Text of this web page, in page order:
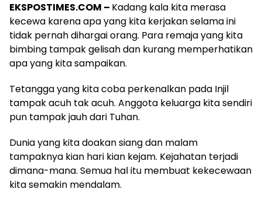
EKSPOSTIMES.COM – Kadang kala kita merasa
kecewa karena apa yang kita kerjakan selama ini
tidak pernah dihargai orang. Para remaja yang kita
bimbing tampak gelisah dan kurang memperhatikan
apa yang kita sampaikan.
Tetangga yang kita coba perkenalkan pada Injil
tampak acuh tak acuh. Anggota keluarga kita sendiri
pun tampak jauh dari Tuhan.
Dunia yang kita doakan siang dan malam
tampaknya kian hari kian kejam. Kejahatan terjadi
dimana-mana. Semua hal itu membuat kekecewaan
kita semakin mendalam.